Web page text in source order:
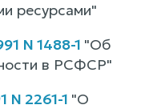
ресурсами"
N 1488-1 "Об
в РСФСР"
N 2261-1 "О